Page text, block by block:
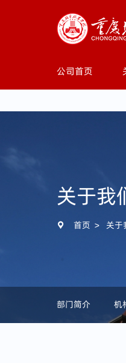
公司首页
文艺名家工作室
关于我
 首页 > 关于
部门简介 机